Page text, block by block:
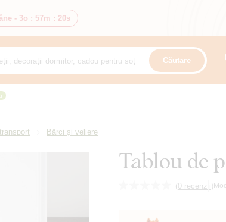
- 3o : 57m : 19s
Căutare
Bărci și veliere
Tablou de
(0 recenzii)